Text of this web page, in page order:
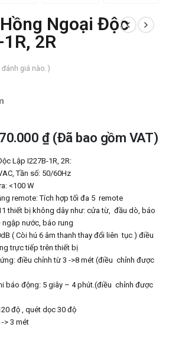
Ngoại Độc
2R
đánh giá nào. )
₫(Đã bao gồm VAT)
Lập I227B-1R, 2R:
Tần số: 50/60Hz
<100 W
remote: Tích hợp tối đa 5 remote
thiết bị không dây như: cửa từ, đầu dò, báo
nước, báo rung
( Còi hú 6 âm thanh thay đổi liên tục ) điều
trực tiếp trên thiết bị
điều chỉnh từ 3 ->8 mét (điều chỉnh được
báo động: 5 giây – 4 phút.(điều chỉnh được
độ , quét dọc 30 độ
> 3 mét